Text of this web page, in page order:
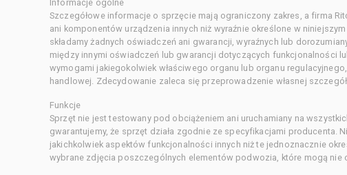
Informacje ogólne
Szczegółowe informacje o sprzęcie mają ograniczony zakres, a firma
ani komponentów urządzenia innych niż wyraźnie określone w
składamy żadnych oświadczeń ani gwarancji, wyraźnych lub
między innymi oświadczeń lub gwarancji dotyczących funkcjonalności
wymogami jakiegokolwiek właściwego organu lub organu
handlowej. Zdecydowanie zaleca się przeprowadzenie własnej
Funkcje
Sprzęt nie jest testowany pod obciążeniem ani uruchamiany na
gwarantujemy, że sprzęt działa zgodnie ze specyfikacjami producenta.
jakichkolwiek aspektów funkcjonalności innych niż te jednoznacznie
wybrane zdjęcia poszczególnych elementów podwozia, które mogą nie